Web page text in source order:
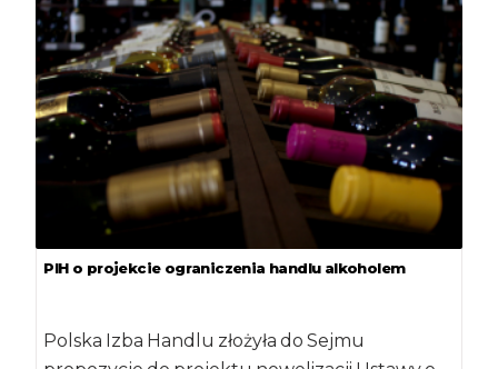
PIH o projekcie ograniczenia handlu alkoholem
Polska Izba Handlu złożyła do Sejmu